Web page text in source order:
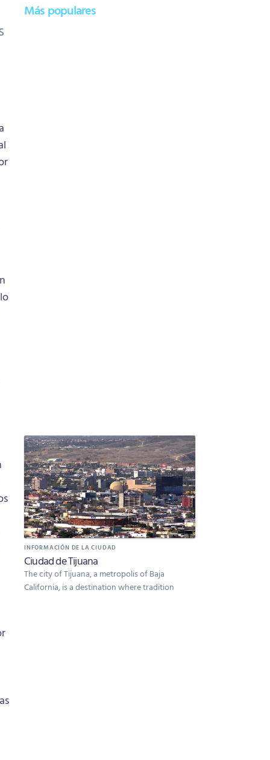
Más populares
INFORMACIÓN DE LA CIUDAD
Ciudad de Tijuana
The city of Tijuana, a metropolis of Baja
California, is a destination where tradition